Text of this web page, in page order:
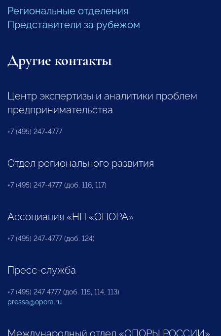
Региональные отделения
Представители за рубежом
Другие контакты
Центр экспертизы и аналитики проблем
предпринимательства
+7 (495) 247-4777
Отдел регионального развития
+7 (495) 247-4777 (доб. 116, 117)
Ассоциация «НП «ОПОРА»
+7 (495) 247-4777 (доб. 124)
Пресс-служба
+7 (495) 247 4777 (доб. 115, 114, 113)
pressa@opora.ru